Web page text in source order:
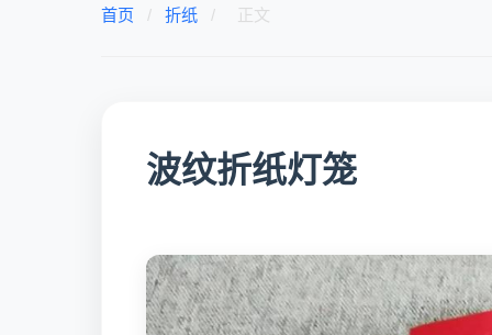
首页 / 折纸 / 正文
波纹折纸灯笼